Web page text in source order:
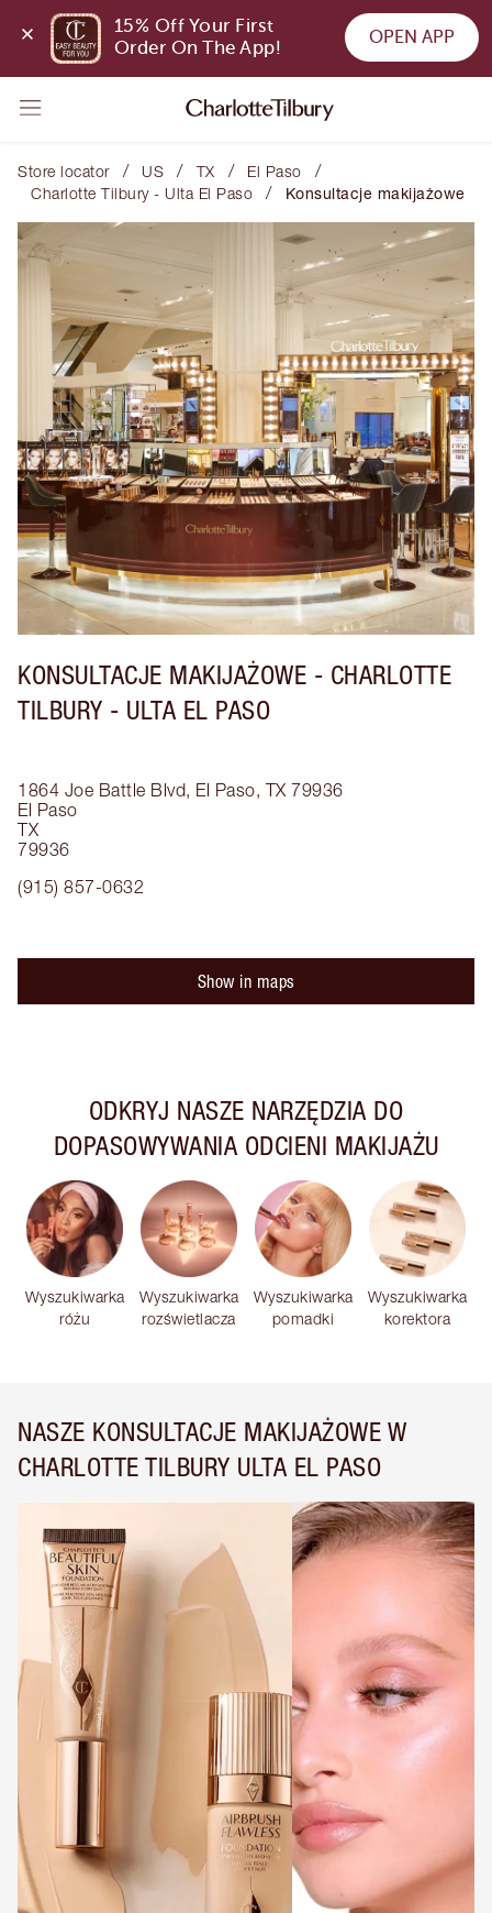
15% Off Your First
Order On The App!
OPEN APP
Store locator / US / TX / El Paso /
Charlotte Tilbury - Ulta El Paso / Konsultacje makijażowe
KONSULTACJE MAKIJAŻOWE - CHARLOTTE
TILBURY - ULTA EL PASO
1864 Joe Battle Blvd, El Paso, TX 79936
El Paso
TX
79936
(915) 857-0632
Show in maps
ODKRYJ NASZE NARZĘDZIA DO
DOPASOWYWANIA ODCIENI MAKIJAŻU
Wyszukiwarka
różu
Wyszukiwarka
rozświetlacza
Wyszukiwarka
pomadki
Wyszukiwarka
korektora
NASZE KONSULTACJE MAKIJAŻOWE W
CHARLOTTE TILBURY ULTA EL PASO